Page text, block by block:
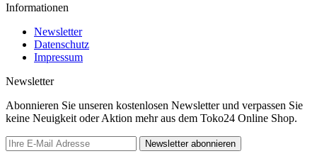
Informationen
Newsletter
Datenschutz
Impressum
Newsletter
Abonnieren Sie unseren kostenlosen Newsletter und verpassen Sie
keine Neuigkeit oder Aktion mehr aus dem Toko24 Online Shop.
Newsletter abonnieren